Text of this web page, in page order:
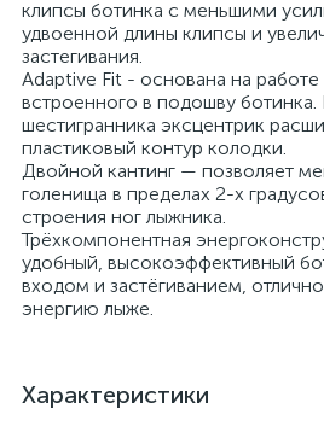
клипсы ботинка с меньшими
удвоенной длины клипсы и
застегивания.
Adaptive Fit - основана на работе
встроенного в подошву
шестигранника эксцентрик
пластиковый контур колодки.
Двойной кантинг — позволяет
голенища в пределах 2-х
строения ног лыжника.
Трёхкомпонентная
удобный, высокоэффективный
входом и застёгиванием,
энергию лыже.
Характеристики